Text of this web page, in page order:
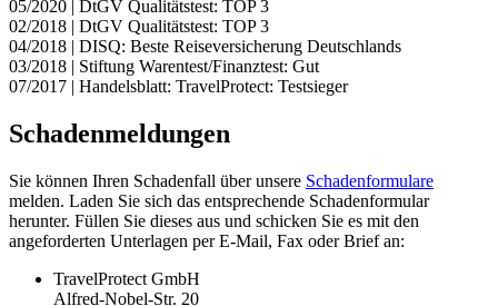
05/2020 | DtGV Qualitätstest: TOP 3
02/2018 | DtGV Qualitätstest: TOP 3
04/2018 | DISQ: Beste Reiseversicherung Deutschlands
03/2018 | Stiftung Warentest/Finanztest: Gut
07/2017 | Handelsblatt: TravelProtect: Testsieger
Schadenmeldungen
Sie können Ihren Schadenfall über unsere Schadenformulare
melden. Laden Sie sich das entsprechende Schadenformular
herunter. Füllen Sie dieses aus und schicken Sie es mit den
angeforderten Unterlagen per E-Mail, Fax oder Brief an:
TravelProtect GmbH
Alfred-Nobel-Str. 20